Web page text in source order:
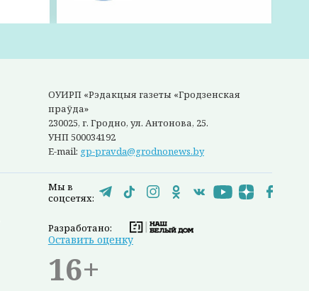
ОУИРП «Рэдакцыя газеты «Гродзенская
праўда»
230025, г. Гродно, ул. Антонова, 25.
УНП 500034192
E-mail: gp-pravda@grodnonews.by
Мы в
соцсетях:
Разработано:
Оставить оценку
16+